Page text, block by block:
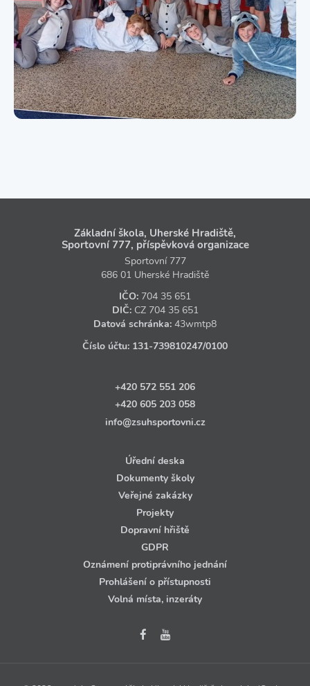
Základní škola, Uherské Hradiště,
Sportovní 777, příspěvková organizace
Sportovní 777
686 01 Uherské Hradiště
IČO: 704 35 651
DIČ: CZ 704 35 651
Datová schránka: 43wmtp8
Číslo účtu: 131‑739810247/0100
+420 572 551 206
+420 605 203 058
info@zsuhsportovni.cz
Úřední deska
Dokumenty školy
Veřejné zakázky
Projekty
Dopravní hřiště
GDPR
Oznámení protiprávního jednání
Prohlášení o přístupnosti
Volná místa, inzeráty